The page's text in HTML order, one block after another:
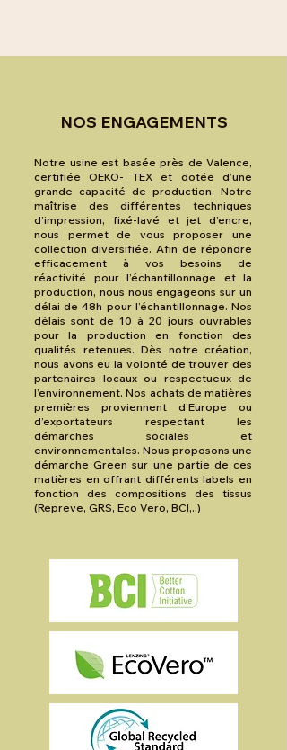
NOS ENGAGEMENTS
Notre usine est basée près de Valence,
certifiée OEKO- TEX et dotée d’une
grande capacité de production. Notre
maîtrise des différentes techniques
d’impression, fixé-lavé et jet d’encre,
nous permet de vous proposer une
collection diversifiée. Afin de répondre
efficacement à vos besoins de
réactivité pour l’échantillonnage et la
production, nous nous engageons sur un
délai de 48h pour l’échantillonnage. Nos
délais sont de 10 à 20 jours ouvrables
pour la production en fonction des
qualités retenues. Dès notre création,
nous avons eu la volonté de trouver des
partenaires locaux ou respectueux de
l’environnement. Nos achats de matières
premières proviennent d’Europe ou
d’exportateurs respectant les
démarches sociales et
environnementales. Nous proposons une
démarche Green sur une partie de ces
matières en offrant différents labels en
fonction des compositions des tissus
(Repreve, GRS, Eco Vero, BCI,..)